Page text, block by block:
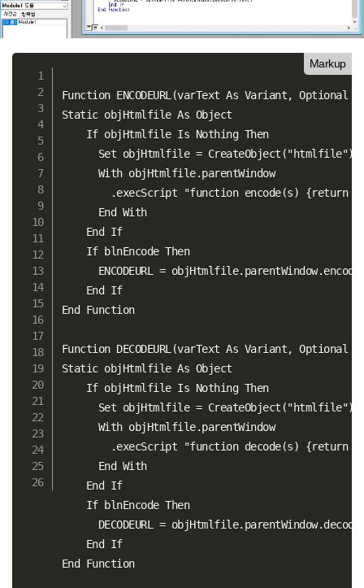
Markup
Function ENCODEURL(varText As Variant, Optional
Static objHtmlfile As Object
    If objHtmlfile Is Nothing Then
      Set objHtmlfile = CreateObject("htmlfile")
      With objHtmlfile.parentWindow
.execScript "function encode(s) {return
      End With
    End If
    If blnEncode Then
ENCODEURL =
    End If
End Function
Function DECODEURL(varText As Variant, Optional
Static objHtmlfile As Object
    If objHtmlfile Is Nothing Then
      Set objHtmlfile = CreateObject("htmlfile")
      With objHtmlfile.parentWindow
.execScript "function decode(s) {return
      End With
    End If
    If blnEncode Then
DECODEURL =
    End If
End Function